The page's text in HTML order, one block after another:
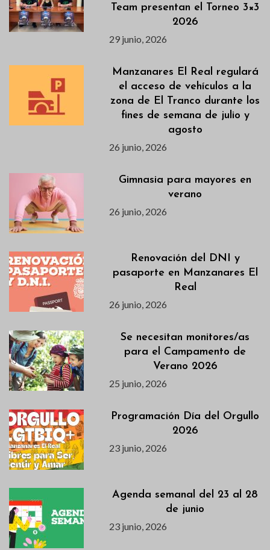
Team presentan el Torneo 3×3
2026
29 junio, 2026
Manzanares El Real regulará
el acceso de vehículos a la
zona de El Tranco durante los
fines de semana de julio y
agosto
26 junio, 2026
Gimnasia para mayores en
verano
26 junio, 2026
Renovación del DNI y
pasaporte en Manzanares El
Real
26 junio, 2026
Se necesitan monitores/as
para el Campamento de
Verano 2026
25 junio, 2026
Programación Día del Orgullo
2026
23 junio, 2026
Agenda semanal del 23 al 28
de junio
23 junio, 2026